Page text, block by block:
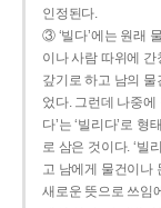
인정된다.
③ ‘빌다’에는 원래
이나 사람 따위에 간
갚기로 하고 남의
었다. 그런데 나중에
다’는 ‘빌리다’로 형
로 삼은 것이다. ‘빌
고 남에게 물건이나
새로운 뜻으로 쓰임